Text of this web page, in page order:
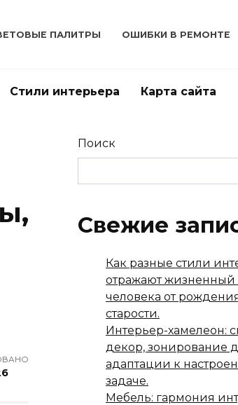
ПАЛИТРЫ ОШИБКИ В РЕМОНТЕ
Стили интерьера Карта сайта
Поиск
Свежие
Как разные стили
отражают жизненный
человека от
старости.
Интерьер-хамелеон:
декор, зонирование
адаптации к
задаче.
Мебель: гармония